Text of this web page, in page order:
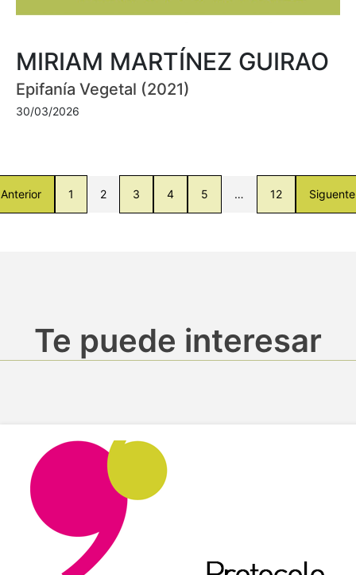
MIRIAM MARTÍNEZ GUIRAO
Epifanía Vegetal (2021)
30/03/2026
Anterior 1 2 3 4 5 … 12 Siguente
Te puede interesar